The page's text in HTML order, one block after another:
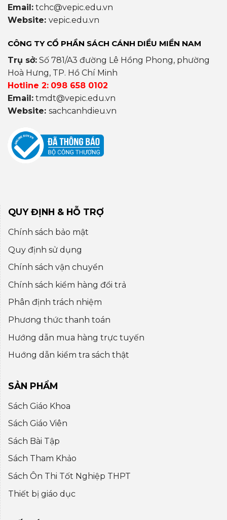
Email: tchc@vepic.edu.vn
Website: vepic.edu.vn
CÔNG TY CỔ PHẦN SÁCH CÁNH DIỀU MIỀN NAM
Trụ sở: Số 781/A3 đường Lê Hồng Phong, phường
Hoà Hưng, TP. Hồ Chí Minh
Hotline 2: 098 658 0102
Email: tmdt@vepic.edu.vn
Website: sachcanhdieu.vn
QUY ĐỊNH & HỖ TRỢ
Chính sách bảo mật
Quy định sử dụng
Chính sách vận chuyển
Chính sách kiểm hàng đổi trả
Phân định trách nhiệm
Phương thức thanh toán
Hướng dẫn mua hàng trực tuyến
Huớng dẫn kiểm tra sách thật
SẢN PHẨM
Sách Giáo Khoa
Sách Giáo Viên
Sách Bài Tập
Sách Tham Khảo
Sách Ôn Thi Tốt Nghiệp THPT
Thiết bị giáo dục